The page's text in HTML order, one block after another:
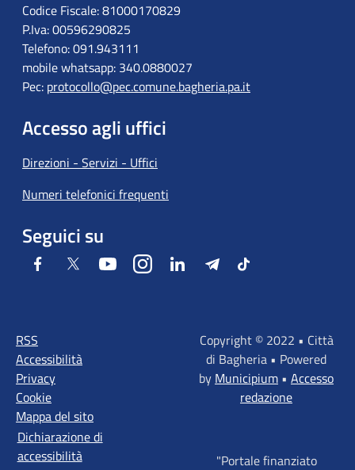
Codice Fiscale: 81000170829
P.Iva: 00596290825
Telefono: 091.943111
mobile whatsapp: 340.0880027
Pec: protocollo@pec.comune.bagheria.pa.it
Accesso agli uffici
Direzioni - Servizi - Uffici
Numeri telefonici frequenti
Seguici su
Facebook Twitter YoutubeInstagramLinkedIn TelegramTiktok
RSS
Accessibilità
Privacy
Cookie
Mappa del sito
Dichiarazione di
accessibilità
Copyright © 2022 • Città
di Bagheria • Powered
by Municipium • Accesso
redazione
"Portale finanziato